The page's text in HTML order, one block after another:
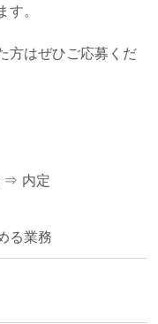
。
方はぜひご応募くだ
⇒ 内定
る業務